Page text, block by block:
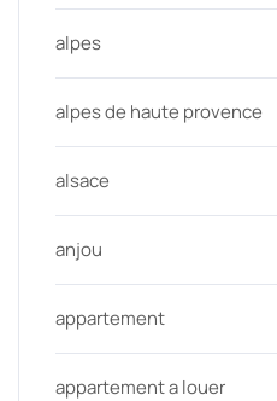
alpes
alpes de haute provence
alsace
anjou
appartement
appartement a louer